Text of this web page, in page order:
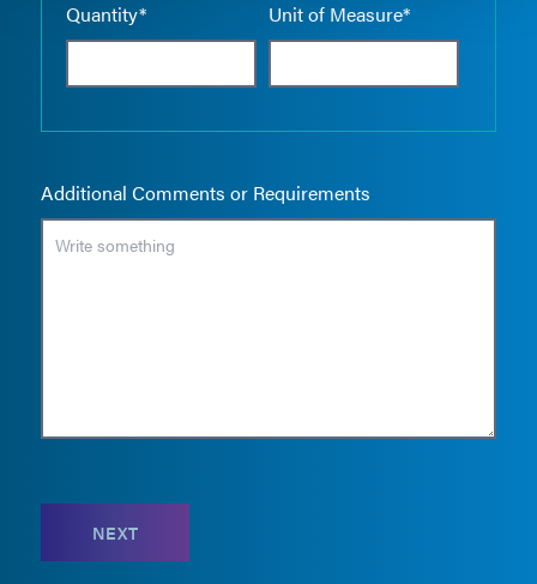
Quantity* Unit of Measure*
Additional Comments or Requirements
NEXT